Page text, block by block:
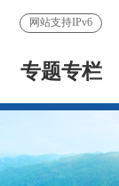
网站支持IPv6
专题专栏